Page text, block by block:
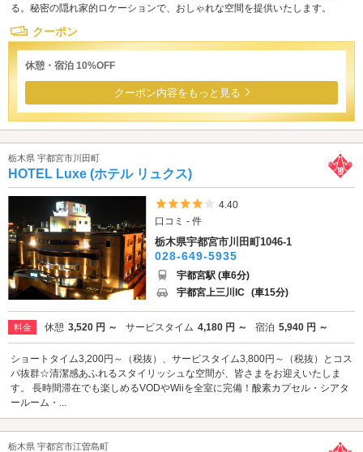
る。秘密の隠れ家的ロケーションで、おしゃれな空間を提供いたします。
クーポン
休憩・宿泊 10%OFF
クーポン内容をもっと見る
栃木県 宇都宮市川田町
HOTEL Luxe (ホテル リュクス)
5つ星のうち4
4.40
口コミ - 件
栃木県宇都宮市川田町1046-1
028-649-5935
宇都宮駅 (車6分)
宇都宮上三川IC (車15分)
料金 休憩 3,520 円 ～ サービスタイム 4,180 円 ～ 宿泊 5,940 円 ～
ショートタイム3,200円～（税抜）、サービスタイム3,800円～（税抜）とコス
パ抜群☆清潔感あふれるスタイリッシュな空間が、皆さまをお迎えいたしま
す。 長時間滞在でも楽しめるVODやWiiを全室に完備！酸素カプセル・シアタ
ールーム・...
栃木県 宇都宮市江曽島町